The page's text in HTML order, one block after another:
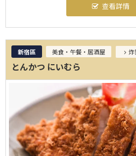
查看詳情
新宿區 美食・午餐・居酒屋
とんかつ にいむら